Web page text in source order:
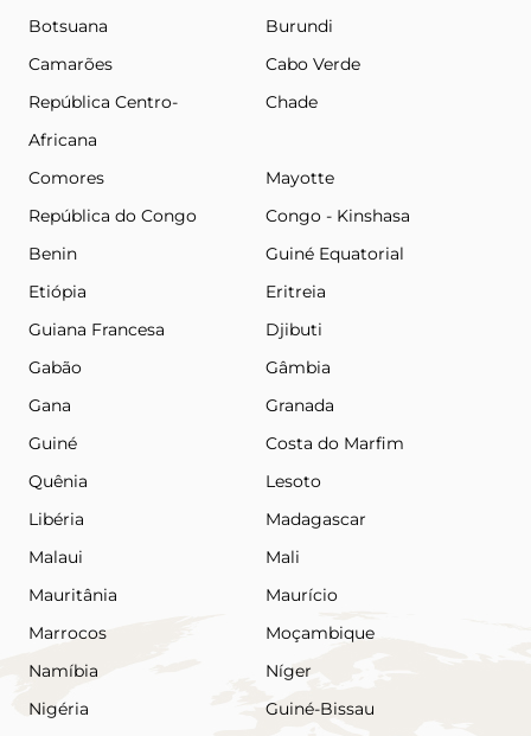
Botsuana
Burundi
Camarões
Cabo Verde
República Centro-
Africana
Chade
Comores
Mayotte
República do Congo
Congo - Kinshasa
Benin
Guiné Equatorial
Etiópia
Eritreia
Guiana Francesa
Djibuti
Gabão
Gâmbia
Gana
Granada
Guiné
Costa do Marfim
Quênia
Lesoto
Libéria
Madagascar
Malaui
Mali
Mauritânia
Maurício
Marrocos
Moçambique
Namíbia
Níger
Nigéria
Guiné-Bissau